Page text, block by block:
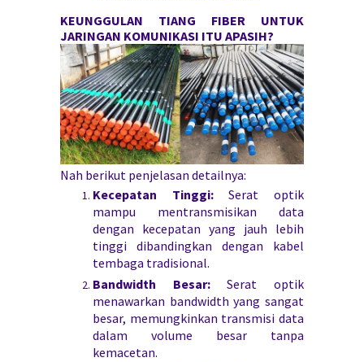
KEUNGGULAN TIANG FIBER UNTUK
JARINGAN KOMUNIKASI ITU APASIH?
Nah berikut penjelasan detailnya:
Kecepatan Tinggi:Serat optik
mampu mentransmisikan data
dengan kecepatan yang jauh lebih
tinggi dibandingkan dengan kabel
tembaga tradisional.
Bandwidth Besar:Serat optik
menawarkan bandwidth yang sangat
besar, memungkinkan transmisi data
dalam volume besar tanpa
kemacetan.